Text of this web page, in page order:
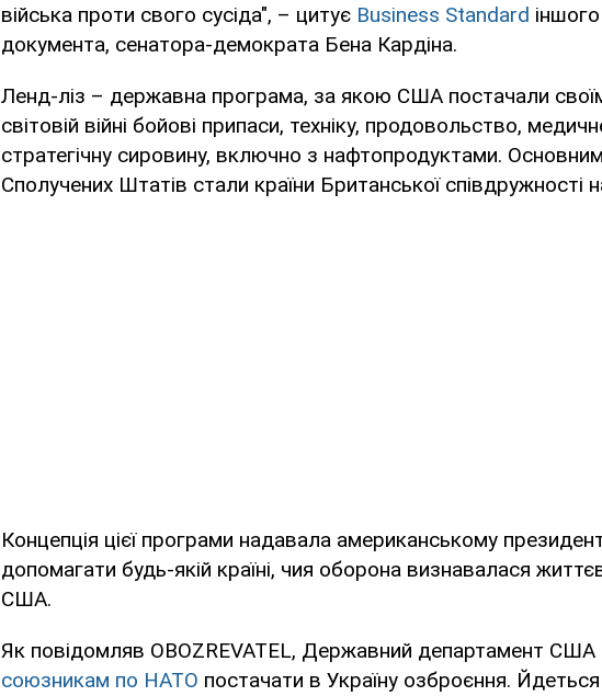
війська проти свого сусіда", – цитує Business Standard
документа, сенатора-демократа Бена Кардіна.
Ленд-ліз – державна програма, за якою США постачали
світовій війні бойові припаси, техніку, продовольство,
стратегічну сировину, включно з нафтопродуктами.
Сполучених Штатів стали країни Британської співдружності
Концепція цієї програми надавала американському
допомагати будь-якій країні, чия оборона визнавалася
США.
Як повідомляв OBOZREVATEL, Державний департамент США
союзникам по НАТО постачати в Україну озброєння. Йдеться